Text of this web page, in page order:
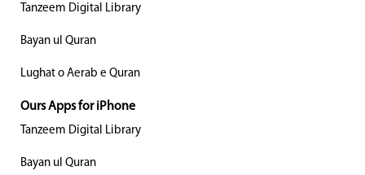
Tanzeem Digital Library
Bayan ul Quran
Lughat o Aerab e Quran
Ours Apps for iPhone
Tanzeem Digital Library
Bayan ul Quran